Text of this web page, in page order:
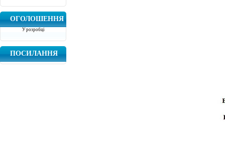
ОГОЛОШЕННЯ
У розробці
ПОСИЛАННЯ